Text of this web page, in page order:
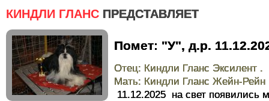
КИНДЛИ ГЛАНС ПРЕДСТАВЛЯЕТ
Помет: "У", д.р.
Отец: Киндли Гланс Эксилент .
Мать: Киндли Гланс Жейн-Рейн
11.12.2025 на свет появились